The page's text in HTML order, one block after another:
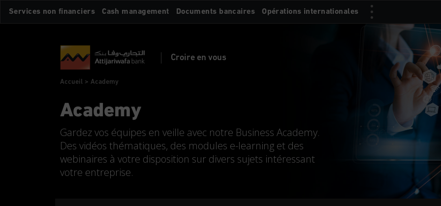
Aller
auServices non financiers Cash management Documents bancaires Opérations internationales
Croire en vous
Fil
d'Ariane
Accueil Academy
Academy
Gardez vos équipes en veille avec notre Business Academy.
Des vidéos thématiques, des modules e-learning et des
webinaires à votre disposition sur divers sujets intéressant
votre entreprise.